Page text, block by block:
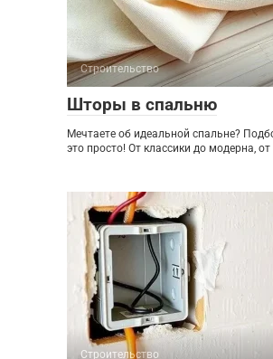
Строительство
Шторы в спальню
Мечтаете об идеальной спальне?
это просто! От классики до модерна, от
Строительство